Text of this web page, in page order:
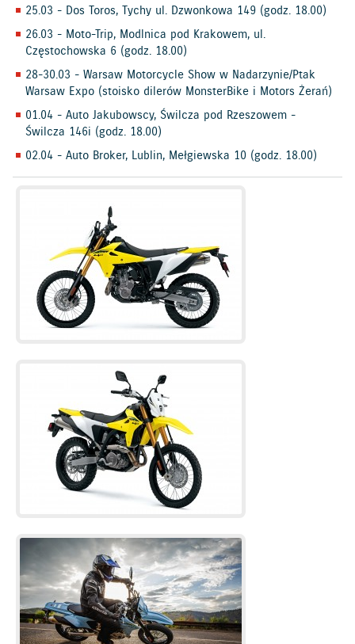
25.03 - Dos Toros, Tychy ul. Dzwonkowa 149 (godz. 18.00)
26.03 - Moto-Trip, Modlnica pod Krakowem, ul.
Częstochowska 6 (godz. 18.00)
28-30.03 - Warsaw Motorcycle Show w Nadarzynie/Ptak
Warsaw Expo (stoisko dilerów MonsterBike i Motors Żerań)
01.04 - Auto Jakubowscy, Świlcza pod Rzeszowem -
Świlcza 146i (godz. 18.00)
02.04 - Auto Broker, Lublin, Mełgiewska 10 (godz. 18.00)